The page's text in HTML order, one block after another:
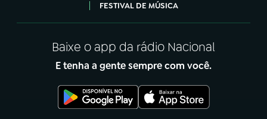
FESTIVAL DE MÚSICA
Baixe o app da rádio Nacional
E tenha a gente sempre com você.